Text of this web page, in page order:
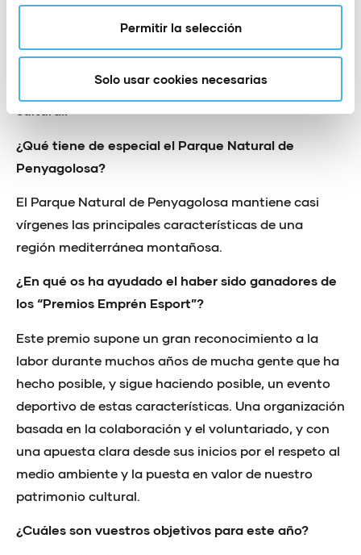
Permitir la selección
Solo usar cookies necesarias
y sacrificio. Una organización basada en la
ambiente y la puesta en valor de nuestro patrimonio
cultural.
¿Qué tiene de especial el Parque Natural de
Penyagolosa?
El Parque Natural de Penyagolosa mantiene casi
vírgenes las principales características de una
región mediterránea montañosa.
¿En qué os ha ayudado el haber sido ganadores de
los “Premios Emprén Esport”?
Este premio supone un gran reconocimiento a la
labor durante muchos años de mucha gente que ha
hecho posible, y sigue haciendo posible, un evento
deportivo de estas características. Una organización
basada en la colaboración y el voluntariado, y con
una apuesta clara desde sus inicios por el respeto al
medio ambiente y la puesta en valor de nuestro
patrimonio cultural.
¿Cuáles son vuestros objetivos para este año?